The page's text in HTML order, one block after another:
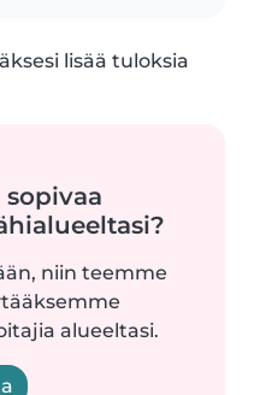
lisää tuloksia
niin teemme
alueeltasi.